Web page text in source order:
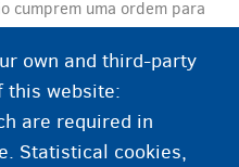
cumprem uma ordem para
poderá ser transferido
ou unidade
own and third-party
this website:
are required in
Statistical cookies,